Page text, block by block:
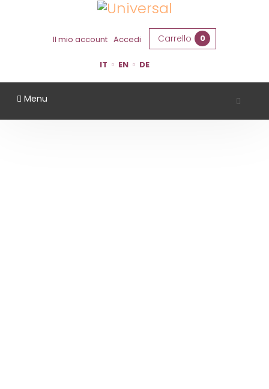
Il mio account Accedi Carrello 0
IT EN DE
Menu